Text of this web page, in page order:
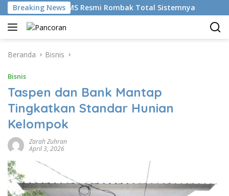
Langsung
ke
konten
Breaking News
AI, BRMS Resmi Rombak Total Sistemnya
Beranda Bisnis
Bisnis
Taspen dan Bank Mantap
Tingkatkan Standar Hunian
Kelompok
Zarah Zuhran
April 3, 2026